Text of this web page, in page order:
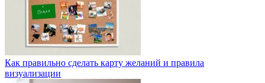
Как правильно сделать карту желаний и правила
визуализации